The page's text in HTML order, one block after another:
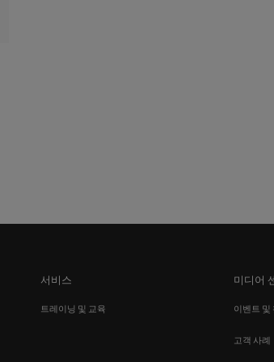
서비스
트레이닝 및 교육
미디어
이벤트 및
고객 사례